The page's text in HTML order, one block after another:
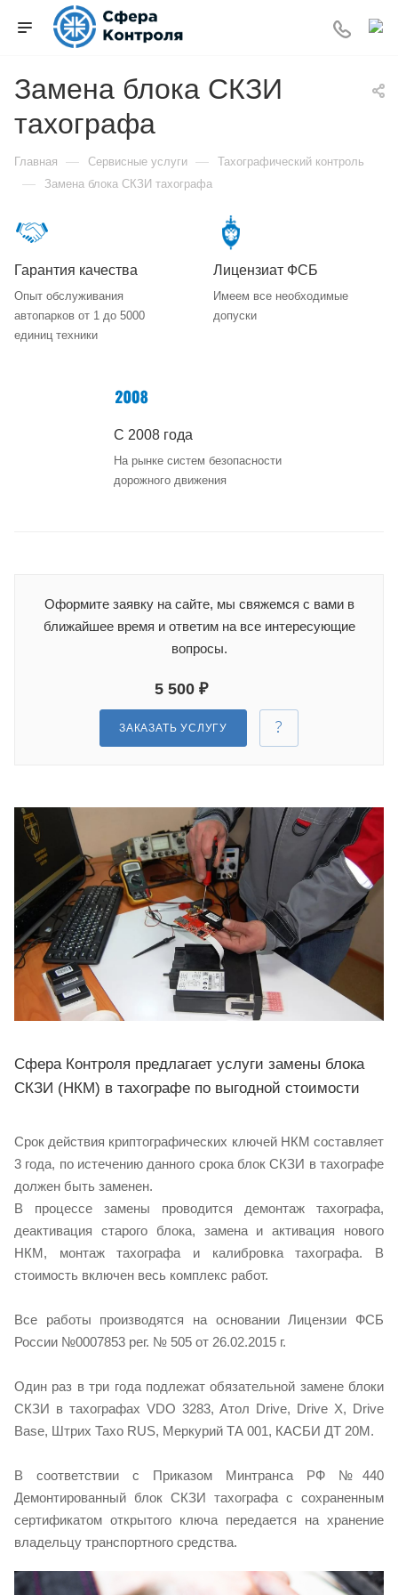
Замена блока СКЗИ
тахографа
Главная — Сервисные услуги — Тахографический контроль
— Замена блока СКЗИ тахографа
Гарантия качества
Опыт обслуживания
автопарков от 1 до 5000
единиц техники
Лицензиат ФСБ
Имеем все необходимые
допуски
С 2008 года
На рынке систем безопасности
дорожного движения
Оформите заявку на сайте, мы свяжемся с вами в
ближайшее время и ответим на все интересующие
вопросы.
5 500 ₽
ЗАКАЗАТЬ УСЛУГУ
Сфера Контроля предлагает услуги замены блока
СКЗИ (НКМ) в тахографе по выгодной стоимости
Срок действия криптографических ключей НКМ составляет
3 года, по истечению данного срока блок СКЗИ в тахографе
должен быть заменен.
В процессе замены проводится демонтаж тахографа,
деактивация старого блока, замена и активация нового
НКМ, монтаж тахографа и калибровка тахографа. В
стоимость включен весь комплекс работ.
Все работы производятся на основании Лицензии ФСБ
России №0007853 рег. № 505 от 26.02.2015 г.
Один раз в три года подлежат обязательной замене блоки
СКЗИ в тахографах VDO 3283, Атол Drive, Drive X, Drive
Base, Штрих Тахо RUS, Меркурий ТА 001, КАСБИ ДТ 20М.
В соответствии с Приказом Минтранса РФ №440
Демонтированный блок СКЗИ тахографа с сохраненным
сертификатом открытого ключа передается на хранение
владельцу транспортного средства.